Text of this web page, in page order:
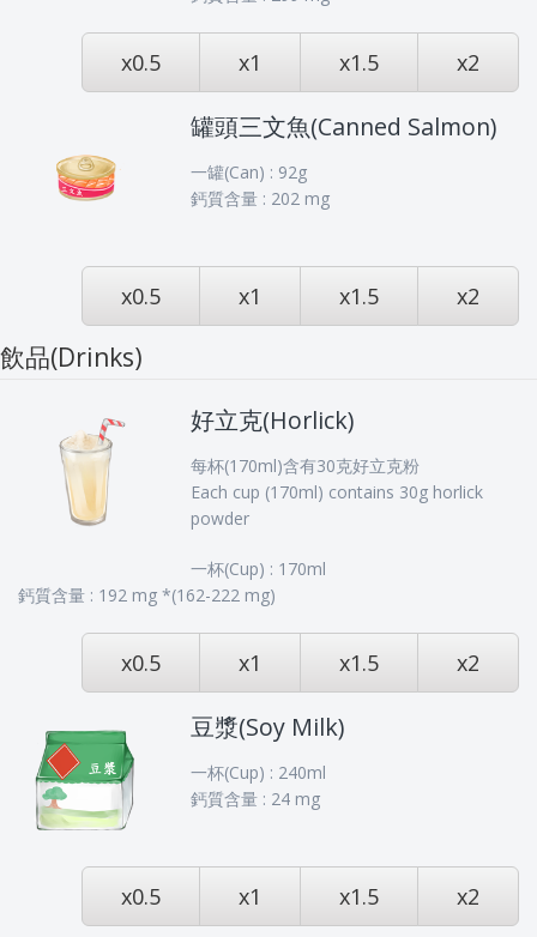
x0.5 x1 x1.5 x2
罐頭三文魚(Canned Salmon)
一罐(Can) : 92g
鈣質含量 : 202 mg
x0.5 x1 x1.5 x2
飲品(Drinks)
好立克(Horlick)
每杯(170ml)含有30克好立克粉
Each cup (170ml) contains 30g horlick
powder
一杯(Cup) : 170ml
鈣質含量 : 192 mg *(162-222 mg)
x0.5 x1 x1.5 x2
豆漿(Soy Milk)
一杯(Cup) : 240ml
鈣質含量 : 24 mg
x0.5 x1 x1.5 x2